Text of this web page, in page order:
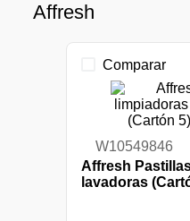
Affresh
Comparar
W10549846
Affresh
lavadoras